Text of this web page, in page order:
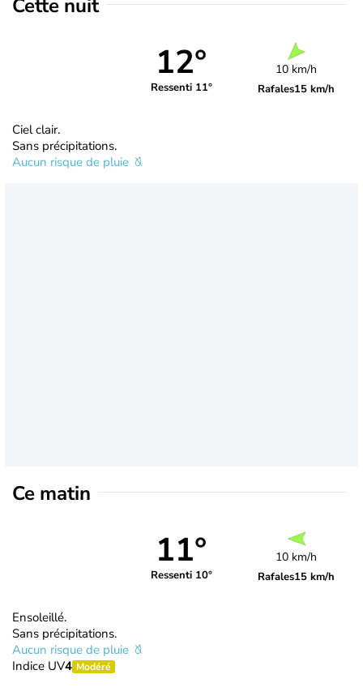
Cette nuit
12°
Ressenti 11°
10 km/h
Rafales15 km/h
Ciel clair.
Sans précipitations.
Aucun risque de pluie
Ce matin
11°
Ressenti 10°
10 km/h
Rafales15 km/h
Ensoleillé.
Sans précipitations.
Aucun risque de pluie
Indice UV4 Modéré